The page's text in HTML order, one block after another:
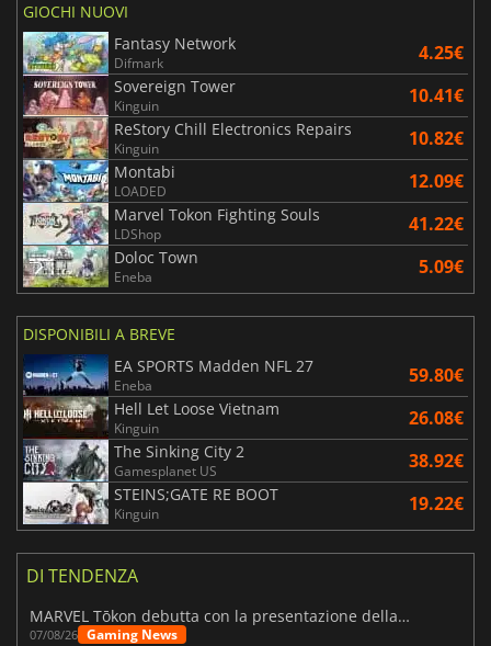
GIOCHI NUOVI
Fantasy Network
Difmark 4.25€
Sovereign Tower
Kinguin 10.41€
ReStory Chill Electronics Repairs
Kinguin 10.82€
Montabi
LOADED 12.09€
Marvel Tokon Fighting Souls
LDShop 41.22€
Doloc Town
Eneba 5.09€
DISPONIBILI A BREVE
EA SPORTS Madden NFL 27
Eneba 59.80€
Hell Let Loose Vietnam
Kinguin 26.08€
The Sinking City 2
Gamesplanet US 38.92€
STEINS;GATE RE BOOT
Kinguin 19.22€
DI TENDENZA
MARVEL Tōkon debutta con la presentazione della roadmap per il primo anno
07/08/26 Gaming News